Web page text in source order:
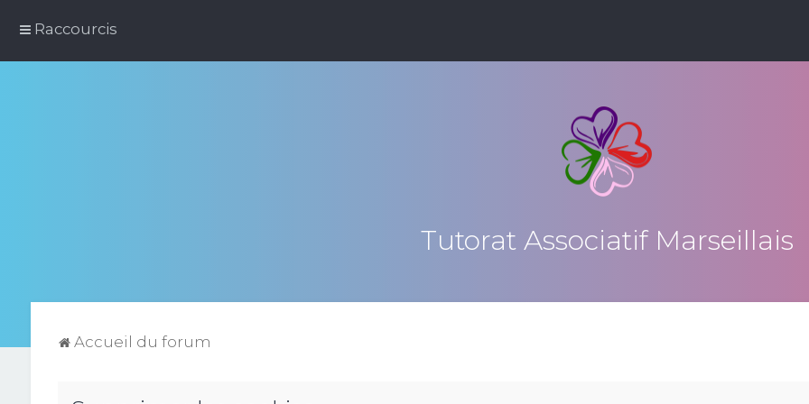
Raccourcis
Tutorat Associatif Marseillais
Accueil du forum